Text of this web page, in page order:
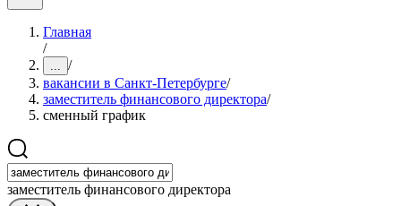
Главная
/
... /
вакансии в Санкт-Петербурге/
заместитель финансового директора/
сменный график
заместитель финансового директора